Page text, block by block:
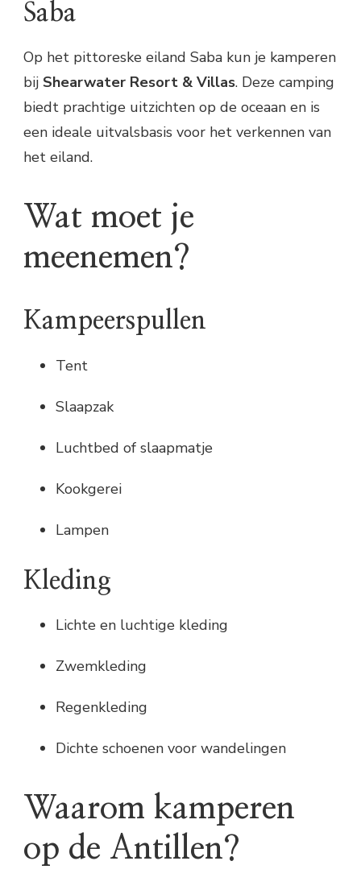
Saba
Op het pittoreske eiland Saba kun je kamperen
bij Shearwater Resort & Villas. Deze camping
biedt prachtige uitzichten op de oceaan en is
een ideale uitvalsbasis voor het verkennen van
het eiland.
Wat moet je
meenemen?
Kampeerspullen
Tent
Slaapzak
Luchtbed of slaapmatje
Kookgerei
Lampen
Kleding
Lichte en luchtige kleding
Zwemkleding
Regenkleding
Dichte schoenen voor wandelingen
Waarom kamperen
op de Antillen?